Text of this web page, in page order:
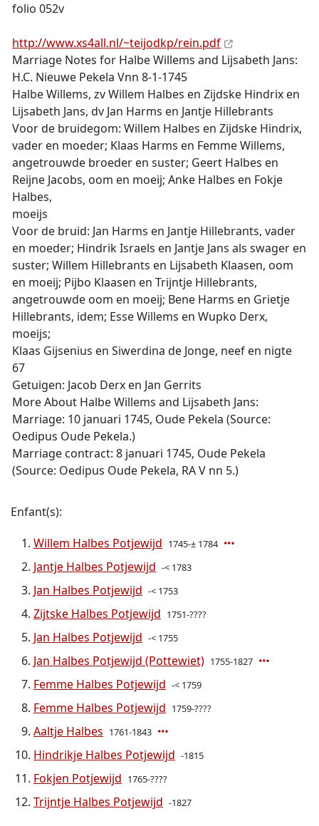
folio 052v
http://www.xs4all.nl/~teijodkp/rein.pdf
Marriage Notes for Halbe Willems and Lijsabeth Jans:
H.C. Nieuwe Pekela Vnn 8-1-1745
Halbe Willems, zv Willem Halbes en Zijdske Hindrix en
Lijsabeth Jans, dv Jan Harms en Jantje Hillebrants
Voor de bruidegom: Willem Halbes en Zijdske Hindrix,
vader en moeder; Klaas Harms en Femme Willems,
angetrouwde broeder en suster; Geert Halbes en
Reijne Jacobs, oom en moeij; Anke Halbes en Fokje
Halbes,
moeijs
Voor de bruid: Jan Harms en Jantje Hillebrants, vader
en moeder; Hindrik Israels en Jantje Jans als swager en
suster; Willem Hillebrants en Lijsabeth Klaasen, oom
en moeij; Pijbo Klaasen en Trijntje Hillebrants,
angetrouwde oom en moeij; Bene Harms en Grietje
Hillebrants, idem; Esse Willems en Wupko Derx,
moeijs;
Klaas Gijsenius en Siwerdina de Jonge, neef en nigte
67
Getuigen: Jacob Derx en Jan Gerrits
More About Halbe Willems and Lijsabeth Jans:
Marriage: 10 januari 1745, Oude Pekela (Source:
Oedipus Oude Pekela.)
Marriage contract: 8 januari 1745, Oude Pekela
(Source: Oedipus Oude Pekela, RA V nn 5.)
Enfant(s):
Willem Halbes Potjewijd 1745-± 1784
Jantje Halbes Potjewijd -< 1783
Jan Halbes Potjewijd -< 1753
Zijtske Halbes Potjewijd 1751-????
Jan Halbes Potjewijd -< 1755
Jan Halbes Potjewijd (Pottewiet) 1755-1827
Femme Halbes Potjewijd -< 1759
Femme Halbes Potjewijd 1759-????
Aaltje Halbes 1761-1843
Hindrikje Halbes Potjewijd -1815
Fokjen Potjewijd 1765-????
Trijntje Halbes Potjewijd -1827